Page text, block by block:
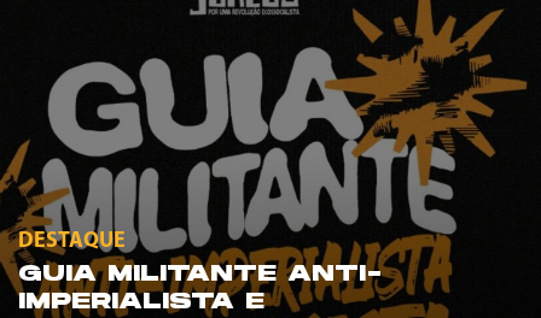
DESTAQUE
GUIA MILITANTE ANTI-
IMPERIALISTA E